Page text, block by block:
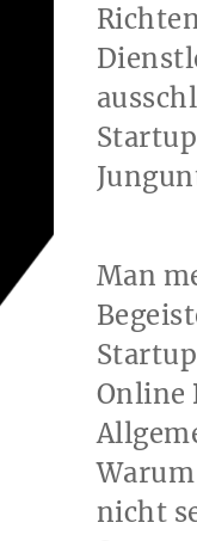
Man
Online
nicht